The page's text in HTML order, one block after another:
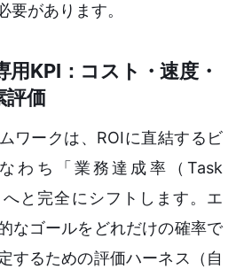
要があります。
KPI：コスト・速度・
評価
ワークは、ROIに直結するビ
わち「業務達成率（Task
と完全にシフトします。エ
なゴールをどれだけの確率で
するための評価ハーネス（自